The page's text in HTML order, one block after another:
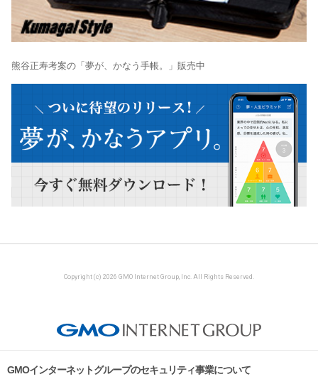
熊谷正寿考案の「夢が、かなう手帳。」販売中
Copyright (c) 2026 GMO Internet Group, Inc. All Rights Reserved.
GMOインターネットグループのセキュリティ事業について